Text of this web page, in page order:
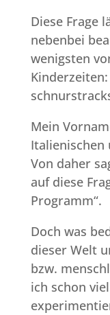
Diese Frage
nebenbei
wenigsten
Mein
Italienischen
Von daher
auf diese
Programm“.
Doch was
dieser Welt
bzw.
ich schon